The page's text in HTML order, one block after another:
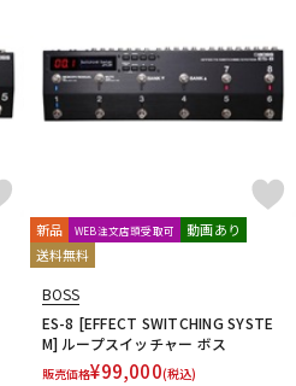
新品 WEB注文店頭受取可
動画あり
送料無料
BOSS
ES-8 [EFFECT SWITCHING SYSTE
M] ループスイッチャー ボス
販売価格¥99,000(税込)